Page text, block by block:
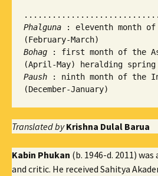
Phalguna : eleventh month
Bohag : first month of the
Paush
: ninth month of the
Translated by Krishna Dulal Barua
Kabin Phukan (b. 1946-d. 2011)
and critic. He received Sahitya